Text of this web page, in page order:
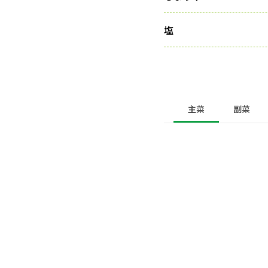
塩
主菜 副菜